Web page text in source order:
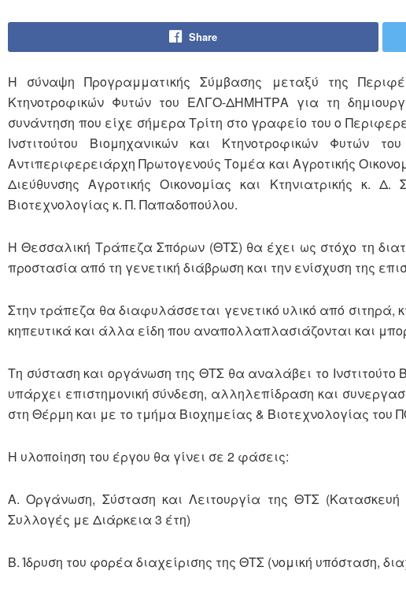
Share
Η σύναψη Προγραμματικής Σύμβασης μεταξύ της
Κτηνοτροφικών Φυτών του ΕΛΓΟ-ΔΗΜΗΤΡΑ για τη
συνάντηση που είχε σήμερα Τρίτη στο γραφείο του ο
Ινστιτούτου Βιομηχανικών και Κτηνοτροφικών
Αντιπεριφερειάρχη Πρωτογενούς Τομέα και Αγροτικής
Διεύθυνσης Αγροτικής Οικονομίας και Κτηνιατρικής κ.
Βιοτεχνολογίας κ. Π. Παπαδοπούλου.
Η Θεσσαλική Τράπεζα Σπόρων (ΘΤΣ) θα έχει ως στόχο τη
προστασία από τη γενετική διάβρωση και την ενίσχυση της
Στην τράπεζα θα διαφυλάσσεται γενετικό υλικό από
κηπευτικά και άλλα είδη που αναπολλαπλασιάζονται και
Τη σύσταση και οργάνωση της ΘΤΣ θα αναλάβει το
υπάρχει επιστημονική σύνδεση, αλληλεπίδραση και
στη Θέρμη και με το τμήμα Βιοχημείας & Βιοτεχνολογίας του
H υλοποίηση του έργου θα γίνει σε 2 φάσεις:
Α. Οργάνωση, Σύσταση και Λειτουργία της ΘΤΣ
Συλλογές με Διάρκεια 3 έτη)
Β. Ίδρυση του φορέα διαχείρισης της ΘΤΣ (νομική υπόσταση,